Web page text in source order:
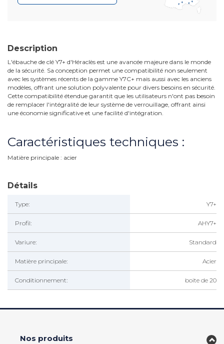
Description
L'ébauche de clé Y7+ d'Héraclès est une avancée majeure dans le monde
de la sécurité. Sa conception permet une compatibilité non seulement
avec les systèmes récents de la gamme Y7C+ mais aussi avec les anciens
modèles, offrant une solution polyvalente pour divers besoins en sécurité.
Cette compatibilité étendue garantit que les utilisateurs n'ont pas besoin
de remplacer l'intégralité de leur système de verrouillage, offrant ainsi
une économie significative et une facilité d'intégration.
Caractéristiques techniques :
Matière principale : acier
Détails
Type: Y7+
Profil: AHY7+
Variure: Standard
Matière principale: Acier
Conditionnement: boite de 20
Nos produits